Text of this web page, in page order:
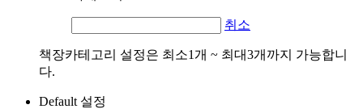
취소
책장카테고리 설정은 최소1개 ~ 최대3개까지 가능합니
다.
Default 설정